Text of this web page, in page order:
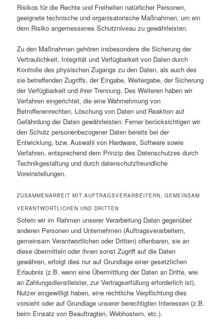
Risikos für die Rechte und Freiheiten natürlicher Personen,
geeignete technische und organisatorische Maßnahmen, um ein
dem Risiko angemessenes Schutzniveau zu gewährleisten.
Zu den Maßnahmen gehören insbesondere die Sicherung der
Vertraulichkeit, Integrität und Verfügbarkeit von Daten durch
Kontrolle des physischen Zugangs zu den Daten, als auch des
sie betreffenden Zugriffs, der Eingabe, Weitergabe, der Sicherung
der Verfügbarkeit und ihrer Trennung. Des Weiteren haben wir
Verfahren eingerichtet, die eine Wahrnehmung von
Betroffenenrechten, Löschung von Daten und Reaktion auf
Gefährdung der Daten gewährleisten. Ferner berücksichtigen wir
den Schutz personenbezogener Daten bereits bei der
Entwicklung, bzw. Auswahl von Hardware, Software sowie
Verfahren, entsprechend dem Prinzip des Datenschutzes durch
Technikgestaltung und durch datenschutzfreundliche
Voreinstellungen.
ZUSAMMENARBEIT MIT AUFTRAGSVERARBEITERN, GEMEINSAM
VERANTWORTLICHEN UND DRITTEN
Sofern wir im Rahmen unserer Verarbeitung Daten gegenüber
anderen Personen und Unternehmen (Auftragsverarbeitern,
gemeinsam Verantwortlichen oder Dritten) offenbaren, sie an
diese übermitteln oder ihnen sonst Zugriff auf die Daten
gewähren, erfolgt dies nur auf Grundlage einer gesetzlichen
Erlaubnis (z.B. wenn eine Übermittlung der Daten an Dritte, wie
an Zahlungsdienstleister, zur Vertragserfüllung erforderlich ist),
Nutzer eingewilligt haben, eine rechtliche Verpflichtung dies
vorsieht oder auf Grundlage unserer berechtigten Interessen (z.B.
beim Einsatz von Beauftragten, Webhostern, etc.).